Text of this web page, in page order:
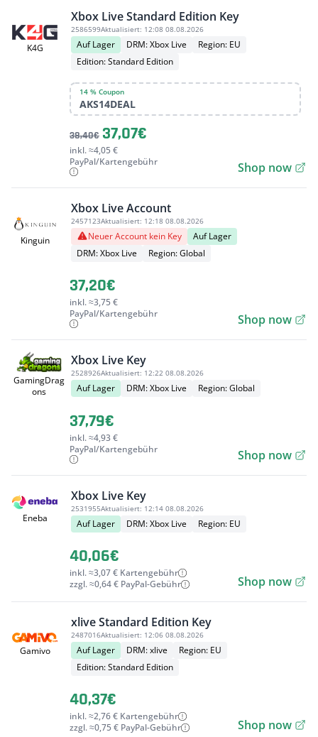
K4G
Xbox Live Standard Edition Key
2586599Aktualisiert: 12:08 08.08.2026
Auf Lager DRM: Xbox Live
Region: EU
Edition: Standard Edition
14 % Coupon
AKS14DEAL
38,40€ 37,07€
inkl. ≈4,05 €
PayPal/Kartengebühr
Shop now
Kinguin
Xbox Live Account
2457123Aktualisiert: 12:18 08.08.2026
Neuer Account kein Key
Auf Lager
DRM: Xbox Live
Region: Global
37,20€
inkl. ≈3,75 €
PayPal/Kartengebühr
Shop now
GamingDrag
ons
Xbox Live Key
2528926Aktualisiert: 12:22 08.08.2026
Auf Lager DRM: Xbox Live Region: Global
37,79€
inkl. ≈4,93 €
PayPal/Kartengebühr
Shop now
Eneba
Xbox Live Key
2531955Aktualisiert: 12:14 08.08.2026
Auf Lager DRM: Xbox Live Region: EU
40,06€
inkl. ≈3,07 € Kartengebühr
zzgl. ≈0,64 € PayPal-Gebühr
Shop now
Gamivo
xlive Standard Edition Key
2487016Aktualisiert: 12:06 08.08.2026
Auf Lager DRM: xlive
Region: EU
Edition: Standard Edition
40,37€
inkl. ≈2,76 € Kartengebühr
zzgl. ≈0,75 € PayPal-Gebühr
Shop now